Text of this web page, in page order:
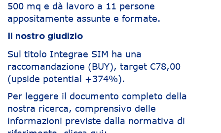
500 mq e dà lavoro a 11 persone
appositamente assunte e formate.
Il nostro giudizio
Sul titolo Integrae SIM ha una
raccomandazione (BUY), target €78,00
(upside potential +374%).
Per leggere il documento completo della
nostra ricerca, comprensivo delle
informazioni previste dalla normativa di